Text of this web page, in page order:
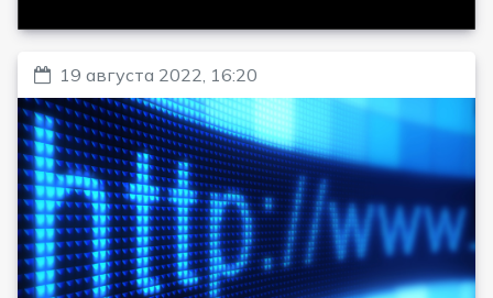
19 августа 2022, 16:20